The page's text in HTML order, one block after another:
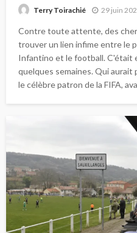
Terry Toirachié 29 juin
Contre toute attente, des
trouver un lien infime entre le
Infantino et le football. C'était
quelques semaines. Qui
le célèbre patron de la FIFA,